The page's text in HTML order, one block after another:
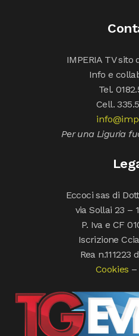
IMPERIA TV sito
Info e
Tel.
Cell.
Per una Liguria
Eccoci sas di
via Sollai 23 –
P. Iva e CF
Iscrizione
Rea n.111223
Cookies –